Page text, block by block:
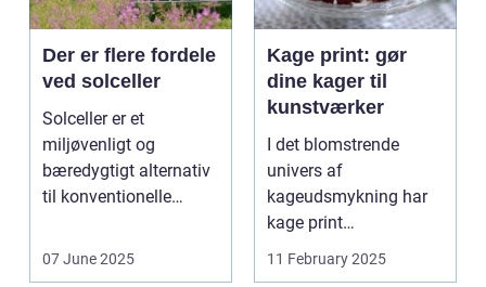
Der er flere fordele
ved solceller
Solceller er et
miljøvenligt og
bæredygtigt alternativ
til konventionelle
07 June 2025
Kage print: gør
dine kager til
kunstværker
I det blomstrende
univers af
kageudsmykning har
kage print
revolutioneret måden,
11 February 2025